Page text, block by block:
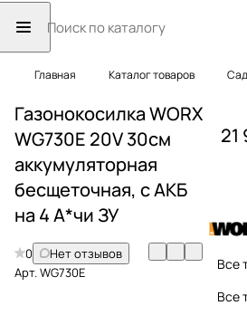
Главная Каталог товаров
Газонокосилка WORX
WG730E 20V 30см
аккумуляторная
бесщеточная, с АКБ
на 4 А*чи ЗУ
0
Нет отзывов
Арт.WG730E
21
Все
Все